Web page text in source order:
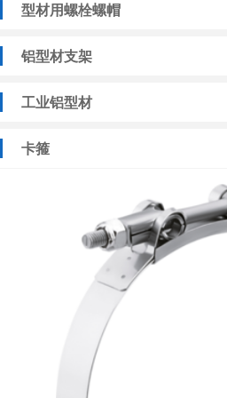
型材用螺栓螺帽
铝型材支架
工业铝型材
卡箍